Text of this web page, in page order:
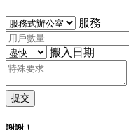
服務
搬入日期
提交